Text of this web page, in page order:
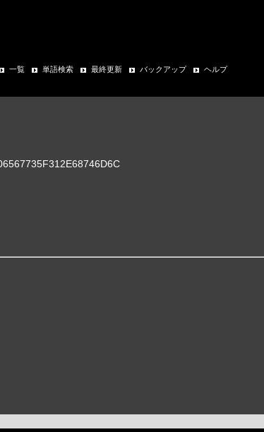
一覧 単語検索 最終更新 バックアップ ヘルプ